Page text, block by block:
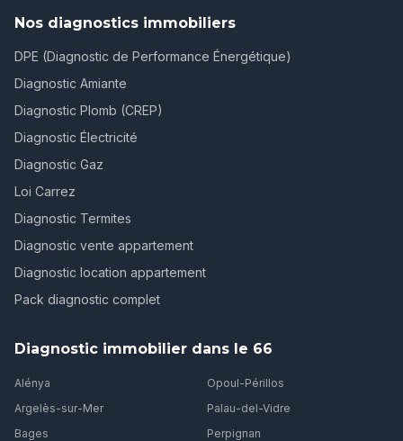
Nos diagnostics immobiliers
DPE (Diagnostic de Performance Énergétique)
Diagnostic Amiante
Diagnostic Plomb (CREP)
Diagnostic Électricité
Diagnostic Gaz
Loi Carrez
Diagnostic Termites
Diagnostic vente appartement
Diagnostic location appartement
Pack diagnostic complet
Diagnostic immobilier dans le 66
Alénya
Argelès-sur-Mer
Bages
Opoul-Périllos
Palau-del-Vidre
Perpignan